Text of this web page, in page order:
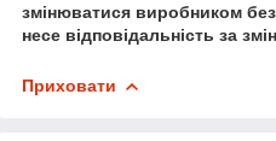
змінюватися виробником
несе відповідальність за
Приховати